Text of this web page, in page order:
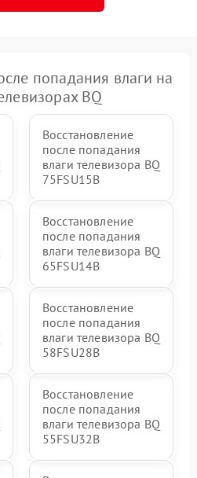
попадания влаги на
BQ
Восстановление
после попадания
влаги телевизора BQ
75FSU15B
Восстановление
после попадания
влаги телевизора BQ
65FSU14B
Восстановление
после попадания
влаги телевизора BQ
58FSU28B
Восстановление
после попадания
влаги телевизора BQ
55FSU32B